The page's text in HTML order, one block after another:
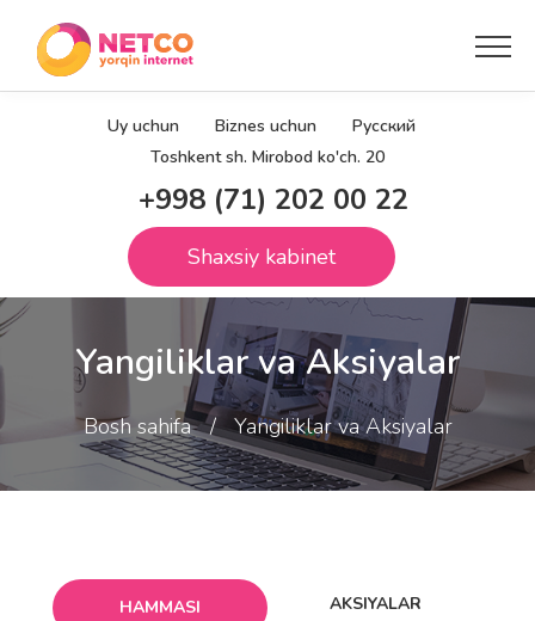
Uy uchun Biznes uchun
Русский
Toshkent sh. Mirobod ko'ch. 20
+998 (71) 202 00 22
Shaxsiy kabinet
Yangiliklar va Aksiyalar
Bosh sahifa Yangiliklar va Aksiyalar
HAMMASI AKSIYALAR